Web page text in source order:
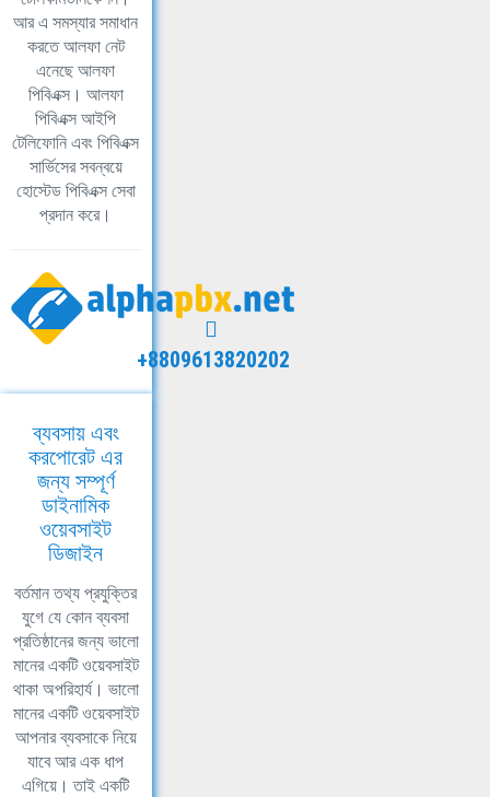
আর এ সমস্যার সমাধান
করতে আলফা নেট
এনেছে আলফা
পিবিএক্স। আলফা
পিবিএক্স আইপি
টেলিফোনি এবং পিবিএক্স
সার্ভিসের সবন্বয়ে
হোস্টেড পিবিএক্স সেবা
প্রদান করে।
+8809613820202
ব্যবসায় এবং
করপোরেট এর
জন্য সম্পূর্ণ
ডাইনামিক
ওয়েবসাইট
ডিজাইন
বর্তমান তথ্য প্রযুক্তির
যুগে যে কোন ব্যবসা
প্রতিষ্ঠানের জন্য ভালো
মানের একটি ওয়েবসাইট
থাকা অপরিহার্য। ভালো
মানের একটি ওয়েবসাইট
আপনার ব্যবসাকে নিয়ে
যাবে আর এক ধাপ
এগিয়ে। তাই একটি